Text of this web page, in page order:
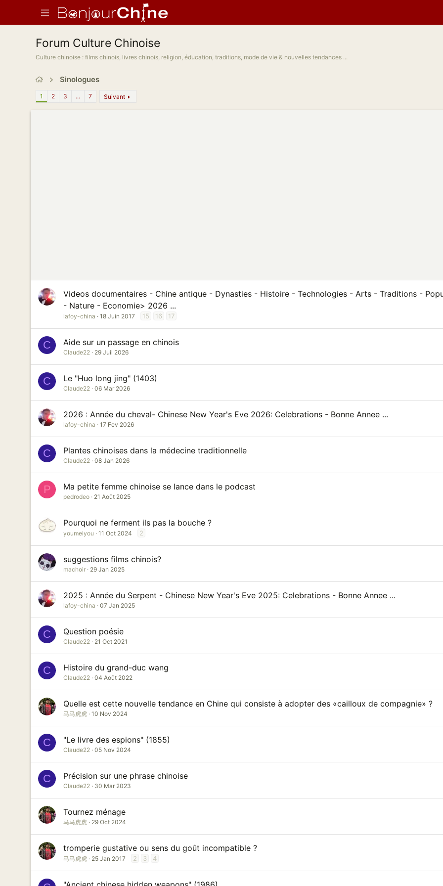
Forum Culture Chinoise
Culture chinoise : films chinois, livres chinois, religion, éducation, traditions, mode de vie & nouvelles tendances ...
Sinologues
1 2 3 ... 7 Suivant
Videos documentaires - Chine antique - Dynasties - Histoire - Technologies - Arts - Traditions -
- Nature - Economie> 2026 ...
lafoy-china 18 Juin 2017 15 16 17
C Aide sur un passage en chinois
Claude22 29 Juil 2026
C Le "Huo long jing" (1403)
Claude22 06 Mar 2026
2026 : Année du cheval- Chinese New Year's Eve 2026: Celebrations - Bonne Annee ...
lafoy-china 17 Fev 2026
C Plantes chinoises dans la médecine traditionnelle
Claude22 08 Jan 2026
P Ma petite femme chinoise se lance dans le podcast
pedrodeo 21 Août 2025
Pourquoi ne ferment ils pas la bouche ?
youmeiyou 11 Oct 2024 2
suggestions films chinois?
machoir 29 Jan 2025
2025 : Année du Serpent - Chinese New Year's Eve 2025: Celebrations - Bonne Annee ...
lafoy-china 07 Jan 2025
C Question poésie
Claude22 21 Oct 2021
C Histoire du grand-duc wang
Claude22 04 Août 2022
Quelle est cette nouvelle tendance en Chine qui consiste à adopter des «cailloux de compagnie» ?
马马虎虎 10 Nov 2024
C "Le livre des espions" (1855)
Claude22 05 Nov 2024
C Précision sur une phrase chinoise
Claude22 30 Mar 2023
Tournez ménage
马马虎虎 29 Oct 2024
tromperie gustative ou sens du goût incompatible ?
马马虎虎 25 Jan 2017 2 3 4